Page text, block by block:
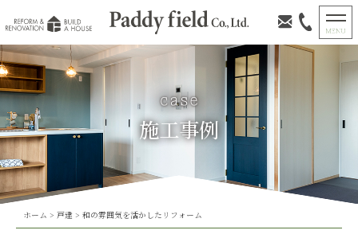
施工事例
ホーム > 戸建> 和の雰囲気を活かしたリフォーム